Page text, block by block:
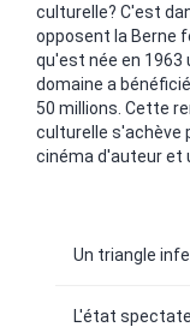
culturelle? C'est
opposent la Berne
qu'est née en 1963
domaine a
50 millions. Cette
culturelle s'achève
cinéma d'auteur et
Un triangle
L'état